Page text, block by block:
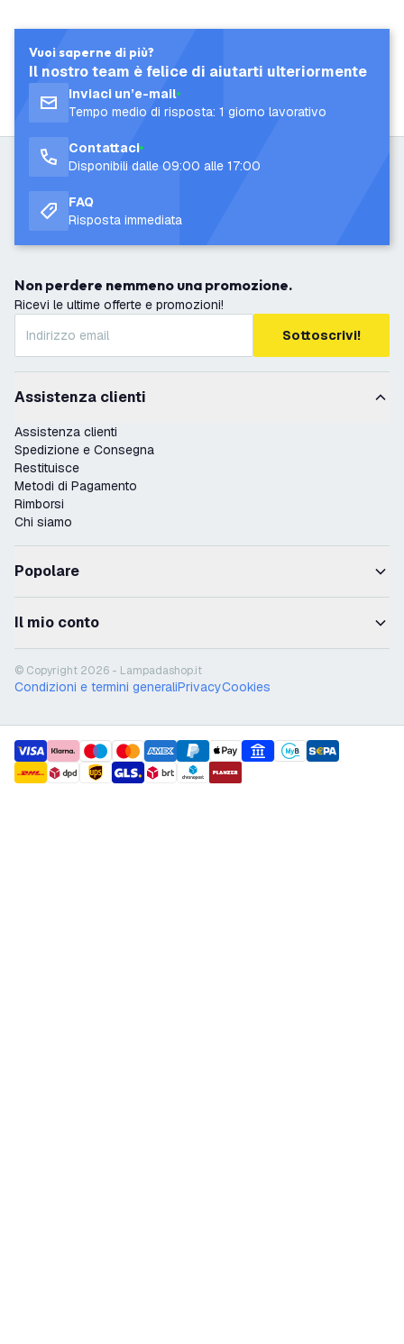
Vuoi saperne di più?
Il nostro team è felice di aiutarti ulteriormente
Inviaci un’e-mail
Tempo medio di risposta: 1 giorno lavorativo
Contattaci
Disponibili dalle 09:00 alle 17:00
FAQ
Risposta immediata
Non perdere nemmeno una promozione.
Ricevi le ultime offerte e promozioni!
Sottoscrivi!
Assistenza clienti
Assistenza clienti
Spedizione e Consegna
Restituisce
Metodi di Pagamento
Rimborsi
Chi siamo
Popolare
Il mio conto
© Copyright 2026 - Lampadashop.it
Condizioni e termini generaliPrivacyCookies
payment methods
shipment methods